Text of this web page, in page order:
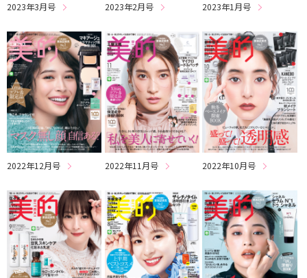
2023年3月号 2023年2月号 2023年1月号
2022年12月号 2022年11月号 2022年10月号